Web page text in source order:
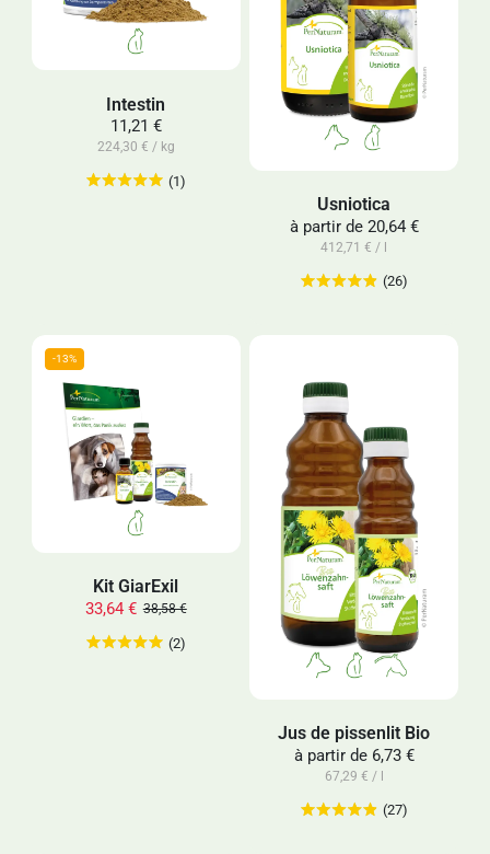
Intestin
11,21 €
224,30 € / kg
(1)
Usniotica
à partir de20,64 €
412,71 € / l
(26)
Kit GiarExil
38,58 €
33,64 €
(2)
Jus de pissenlit Bio
à partir de6,73 €
67,29 € / l
(27)